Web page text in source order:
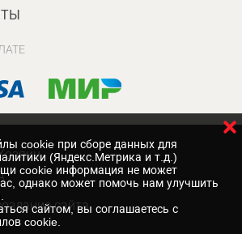
сайта
cookie при сборе данных для
(Яндекс.Метрика и т.д.)
cookie информация не может
однако может помочь нам улучшить
сайтом, вы соглашаетесь с
cookie.